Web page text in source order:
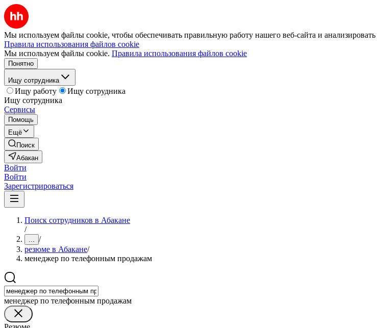
Мы используем файлы cookie, чтобы обеспечивать правильную работу нашего веб-сайта и анализировать
Правила использования файлов cookie
Мы используем файлы cookie. Правила использования файлов cookie
Понятно
Ищу сотрудника
Ищу работу
Ищу сотрудника
Ищу сотрудника
Сервисы
Помощь
Ещё
Поиск
Абакан
Войти
Войти
Зарегистрироваться
Поиск сотрудников в Абакане
/
... /
резюме в Абакане/
менеджер по телефонным продажам
менеджер по телефонным продажам